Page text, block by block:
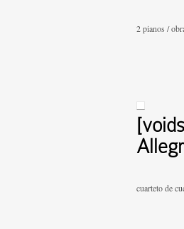
2 pianos /
cuarteto de